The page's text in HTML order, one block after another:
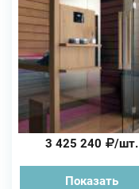
3 425 240 /шт.
Показать